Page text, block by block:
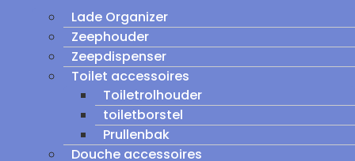
Lade Organizer
Zeephouder
Zeepdispenser
Toilet accessoires
Toiletrolhouder
toiletborstel
Prullenbak
Douche accessoires